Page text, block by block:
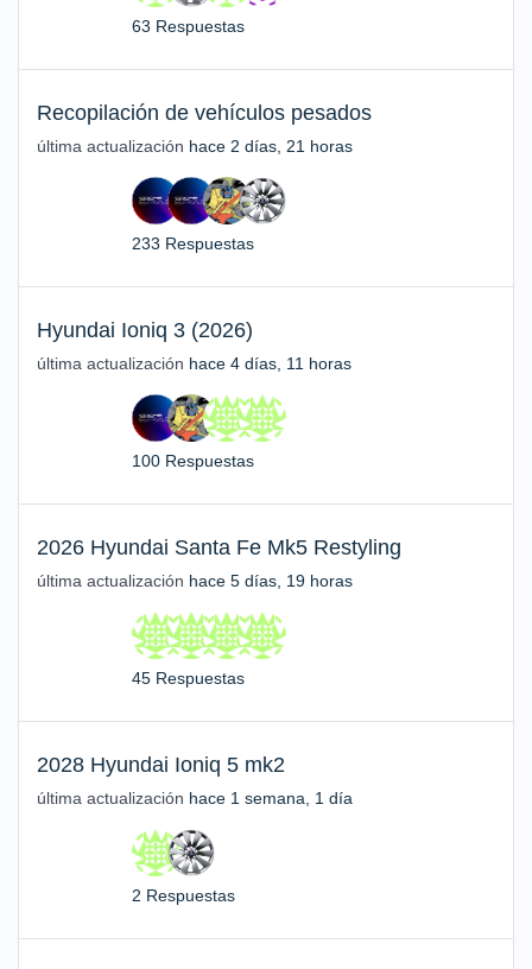
63 Respuestas
Recopilación de vehículos pesados
última actualización hace 2 días, 21 horas
233 Respuestas
Hyundai Ioniq 3 (2026)
última actualización hace 4 días, 11 horas
100 Respuestas
2026 Hyundai Santa Fe Mk5 Restyling
última actualización hace 5 días, 19 horas
45 Respuestas
2028 Hyundai Ioniq 5 mk2
última actualización hace 1 semana, 1 día
2 Respuestas